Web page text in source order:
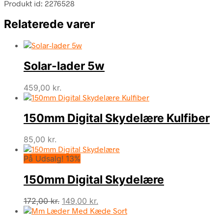
Produkt id: 2276528
Relaterede varer
Solar-lader 5w
459,00 kr.
150mm Digital Skydelære Kulfiber
85,00 kr.
På Udsalg! 13%
150mm Digital Skydelære
172,00kr. Den
oprindelige
149,00 kr.
aktuelle